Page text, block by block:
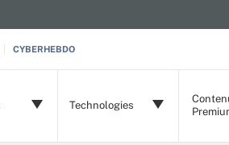
CYBERHEBDO
Technologies